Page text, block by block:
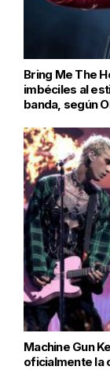
Bring Me The
imbéciles al
banda, según
Machine Gun
oficialmente la